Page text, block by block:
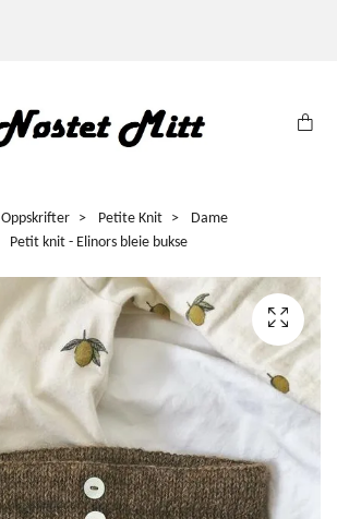
Oppskrifter Petite Knit
Dame
Petit knit - Elinors bleie bukse